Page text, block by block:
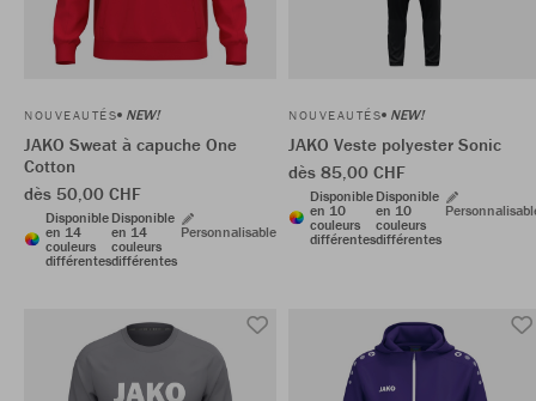
NOUVEAUTÉS NEW!
JAKO Sweat à capuche One
Cotton
dès 50,00 CHF
Disponible
en 14
couleurs
différentes
Disponible
en 14
couleurs
différentes
Personnalisable
NOUVEAUTÉS NEW!
JAKO Veste polyester Sonic
dès 85,00 CHF
Disponible
en 10
couleurs
différentes
Disponible
en 10
couleurs
différentes